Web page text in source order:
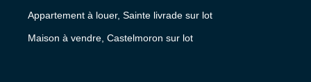
Appartement à louer, Sainte livrade sur lot
Maison à vendre, Castelmoron sur lot